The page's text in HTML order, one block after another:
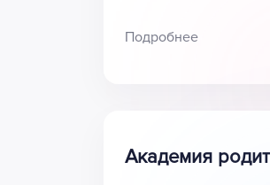
Подробнее
Академия